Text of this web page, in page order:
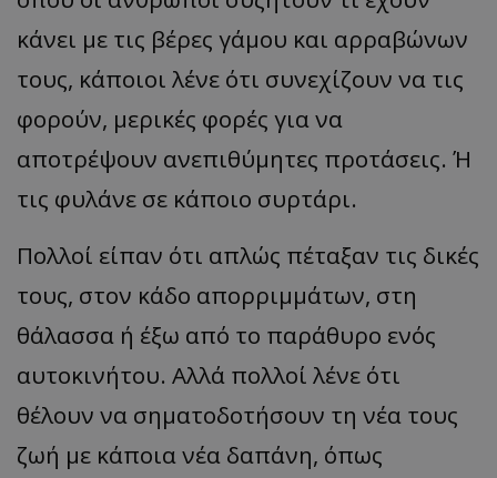
κάνει με τις βέρες γάμου και αρραβώνων
τους, κάποιοι λένε ότι συνεχίζουν να τις
φορούν, μερικές φορές για να
αποτρέψουν ανεπιθύμητες προτάσεις. Ή
τις φυλάνε σε κάποιο συρτάρι.
Πολλοί είπαν ότι απλώς πέταξαν τις δικές
τους, στον κάδο απορριμμάτων, στη
θάλασσα ή έξω από το παράθυρο ενός
αυτοκινήτου. Αλλά πολλοί λένε ότι
θέλουν να σηματοδοτήσουν τη νέα τους
ζωή με κάποια νέα δαπάνη, όπως